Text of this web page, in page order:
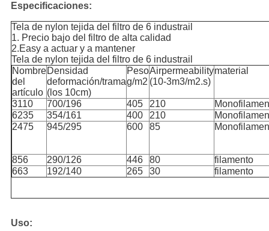
Especificaciones:
Tela de nylon tejida del filtro de 6 industrail
1. Precio bajo del filtro de alta calidad
2.Easy a actuar y a mantener
Tela de nylon tejida del filtro de 6 industrail
Nombre
del
artículo
Densidad
deformación/trama
(los 10cm)
Peso
g/m2
Airpermeability
(10-3m3/m2.s)
material
3110 700/196 405 210
6235
354/161 400 210
2475
945/295 600 85
856 290/126 446 80
filamento
663
192/140 265 30 filamento
Uso: